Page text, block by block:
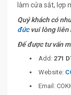
làm cửa sắt, lợp
Quý khách có
đứcvui lòng liên
Để được tư vấn
Add: 271
Website:
Email: